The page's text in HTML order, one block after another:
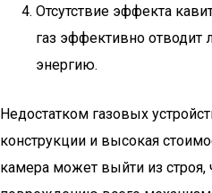
Отсутствие эффекта
газ эффективно
энергию.
Недостатком газовых
конструкции и высокая
камера может выйти из строя,